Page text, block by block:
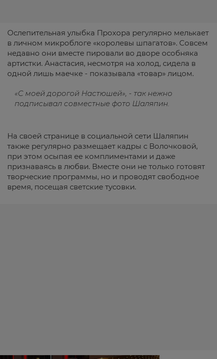
Ослепительная улыбка Прохора регулярно мелькает
в личном микроблоге «королевы шпагатов». Совсем
недавно они вместе пировали во дворе особняка
артистки. Анастасия, несмотря на холод, сидела в
одной лишь маечке - показывала «товар» лицом.
«С моей дорогой Настюшей», - так нежно
подписывал совместные фото Шаляпин.
На своей странице в социальной сети Шаляпин
также регулярно размещает кадры с Волочковой,
при этом осыпая ее комплиментами и даже
признаваясь в любви. Вместе они не только готовят
творческие программы, но и проводят свободное
время, посещая светские тусовки.